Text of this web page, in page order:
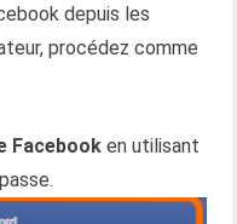
depuis les
procédez comme
Facebook en utilisant